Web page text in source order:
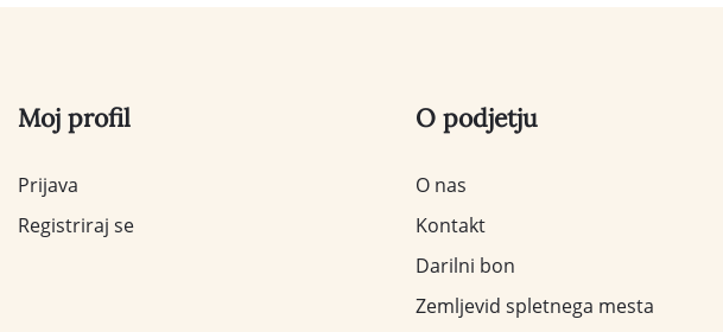
Moj profil
Prijava
Registriraj se
O podjetju
O nas
Kontakt
Darilni bon
Zemljevid spletnega mesta